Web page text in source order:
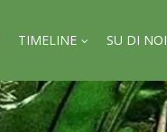
TIMELINE SU DI NOI